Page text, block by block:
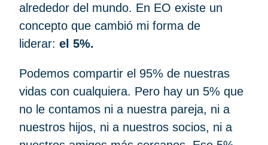
alrededor del mundo. En EO existe un
concepto que cambió mi forma de
liderar: el 5%.
Podemos compartir el 95% de nuestras
vidas con cualquiera. Pero hay un 5% que
no le contamos ni a nuestra pareja, ni a
nuestros hijos, ni a nuestros socios, ni a